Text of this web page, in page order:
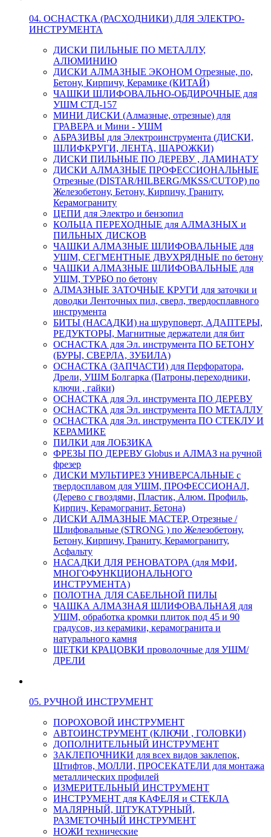
04. ОСНАСТКА (РАСХОДНИКИ) ДЛЯ ЭЛЕКТРО-
ИНСТРУМЕНТА
ДИСКИ ПИЛЬНЫЕ ПО МЕТАЛЛУ,
АЛЮМИНИЮ
ДИСКИ АЛМАЗНЫЕ ЭКОНОМ Отрезные, по,
Бетону, Кирпичу, Керамике (КИТАЙ)
ЧАШКИ ШЛИФОВАЛЬНО-ОБДИРОЧНЫЕ для
УШМ СТД-157
МИНИ ДИСКИ (Алмазные, отрезные) для
ГРАВЕРА и Мини - УШМ
АБРАЗИВЫ для Электроинструмента (ДИСКИ,
ШЛИФКРУГИ, ЛЕНТА, ШАРОЖКИ)
ДИСКИ ПИЛЬНЫЕ ПО ДЕРЕВУ , ЛАМИНАТУ
ДИСКИ АЛМАЗНЫЕ ПРОФЕССИОНАЛЬНЫЕ
Отрезные (DISTAR/HILBERG/MKSS/CUTOP) по
Железобетону, Бетону, Кирпичу, Граниту,
Керамограниту
ЦЕПИ для Электро и бензопил
КОЛЬЦА ПЕРЕХОДНЫЕ для АЛМАЗНЫХ и
ПИЛЬНЫХ ДИСКОВ
ЧАШКИ АЛМАЗНЫЕ ШЛИФОВАЛЬНЫЕ для
УШМ, СЕГМЕНТНЫЕ ДВУХРЯДНЫЕ по бетону
ЧАШКИ АЛМАЗНЫЕ ШЛИФОВАЛЬНЫЕ для
УШМ, ТУРБО по бетону
АЛМАЗНЫЕ ЗАТОЧНЫЕ КРУГИ для заточки и
доводки Ленточных пил, сверл, твердосплавного
инструмента
БИТЫ (НАСАДКИ) на шуруповерт, АДАПТЕРЫ,
РЕДУКТОРЫ, Магнитные держатели для бит
ОСНАСТКА для Эл. инструмента ПО БЕТОНУ
(БУРЫ, СВЕРЛА, ЗУБИЛА)
ОСНАСТКА (ЗАПЧАСТИ) для Перфоратора,
Дрели, УШМ Болгарка (Патроны,переходники,
ключи , гайки)
ОСНАСТКА для Эл. инструмента ПО ДЕРЕВУ
ОСНАСТКА для Эл. инструмента ПО МЕТАЛЛУ
ОСНАСТКА для Эл. инструмента ПО СТЕКЛУ И
КЕРАМИКЕ
ПИЛКИ для ЛОБЗИКА
ФРЕЗЫ ПО ДЕРЕВУ Globus и АЛМАЗ на ручной
фрезер
ДИСКИ МУЛЬТИРЕЗ УНИВЕРСАЛЬНЫЕ с
твердосплавом для УШМ, ПРОФЕССИОНАЛ,
(Дерево с гвоздями, Пластик, Алюм. Профиль,
Кирпич, Керамогранит, Бетона)
ДИСКИ АЛМАЗНЫЕ МАСТЕР, Отрезные /
Шлифовальные (STRONG ) по Железобетону,
Бетону, Кирпичу, Граниту, Керамограниту,
Асфальту
НАСАДКИ ДЛЯ РЕНОВАТОРА (для МФИ,
МНОГОФУНКЦИОНАЛЬНОГО
ИНСТРУМЕНТА)
ПОЛОТНА ДЛЯ САБЕЛЬНОЙ ПИЛЫ
ЧАШКА АЛМАЗНАЯ ШЛИФОВАЛЬНАЯ для
УШМ, обработка кромки плиток под 45 и 90
градусов, из керамики, керамогранита и
натурального камня
ЩЕТКИ КРАЦОВКИ проволочные для УШМ/
ДРЕЛИ
05. РУЧНОЙ ИНСТРУМЕНТ
ПОРОХОВОЙ ИНСТРУМЕНТ
АВТОИНСТРУМЕНТ (КЛЮЧИ , ГОЛОВКИ)
ДОПОЛНИТЕЛЬНЫЙ ИНСТРУМЕНТ
ЗАКЛЕПОЧНИКИ для всех видов заклепок,
Штифтов, МОЛЛИ, ПРОСЕКАТЕЛИ для монтажа
металлических профилей
ИЗМЕРИТЕЛЬНЫЙ ИНСТРУМЕНТ
ИНСТРУМЕНТ для КАФЕЛЯ и СТЕКЛА
МАЛЯРНЫЙ, ШТУКАТУРНЫЙ,
РАЗМЕТОЧНЫЙ ИНСТРУМЕНТ
НОЖИ технические